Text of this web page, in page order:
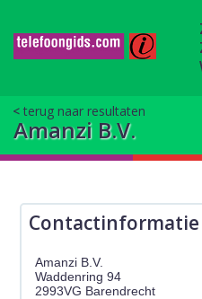
terug naar resultaten
Amanzi B.V.
Contactinformatie
Amanzi B.V.
Waddenring 94
2993VG Barendrecht